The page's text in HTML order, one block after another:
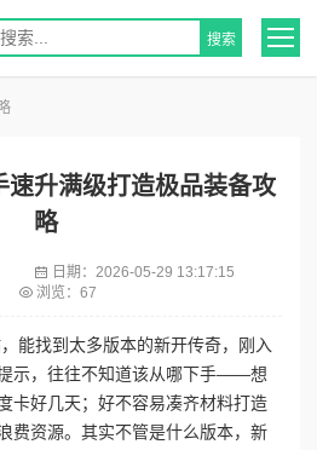
速升满级打造极品装备攻
略
日期： 2026-05-29 13:17:15
浏览：67
能找到太多版本的新开传奇，刚入
示，往往不知道该从哪下手——想
卡好几天；好不容易凑齐材料打造
费资源。其实不管是什么版本，新